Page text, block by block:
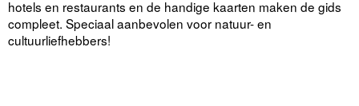
hotels en restaurants en de handige kaarten maken de gids
compleet. Speciaal aanbevolen voor natuur- en
cultuurliefhebbers!